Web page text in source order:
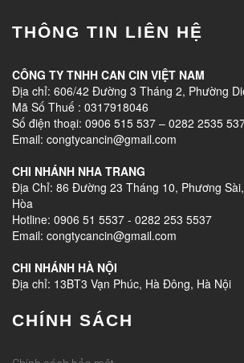
THÔNG TIN LIÊN HỆ
CÔNG TY TNHH CAN CIN VIỆT NAM
Địa chỉ: 606/42 Đường 3 Tháng 2, Phường
Mã Số Thuế : 0317918046
Số điện thoại: 0906 515 537 – 0282 2535
Email: congtycancin@gmail.com
CHI NHÁNH NHA TRANG
Địa Chỉ: 86 Đường 23 Tháng 10, Phương
Hòa
Hotline: 0906 51 5537 - 0282 253 5537
Email: congtycancin@gmail.com
CHI NHÁNH HÀ NỘI
Địa chỉ: 13BT3 Vạn Phúc, Hà Đông, Hà Nội
CHÍNH SÁCH